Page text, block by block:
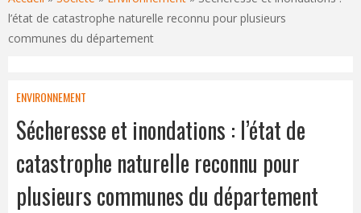
l’état de catastrophe naturelle reconnu pour plusieurs
communes du département
ENVIRONNEMENT
Sécheresse et inondations : l’état de
catastrophe naturelle reconnu pour
plusieurs communes du département